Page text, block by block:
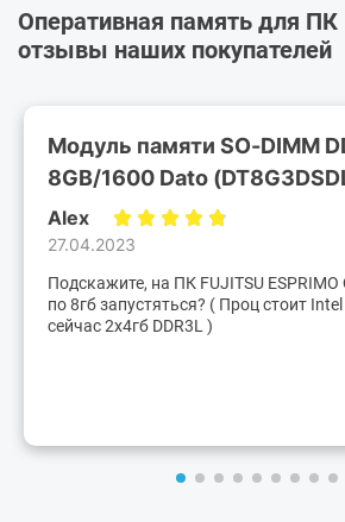
Оперативная память для ПК
отзывы наших покупателей
Модуль памяти SO-DIMM
8GB/1600 Dato
Alex
27.04.2023
Подскажите, на ПК FUJITSU ESPRIMO
по 8гб запустяться? ( Проц стоит
сейчас 2х4гб DDR3L )